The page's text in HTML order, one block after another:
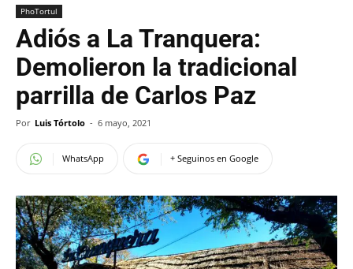
PhoTortul
Adiós a La Tranquera:
Demolieron la tradicional
parrilla de Carlos Paz
Por Luis Tórtolo - 6 mayo, 2021
WhatsApp + Seguinos en Google